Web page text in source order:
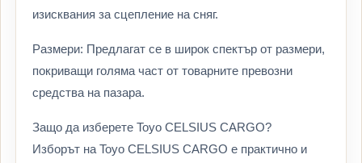
изисквания за сцепление на сняг.
Размери: Предлагат се в широк спектър от размери,
покриващи голяма част от товарните превозни
средства на пазара.
Защо да изберете Toyo CELSIUS CARGO?
Изборът на Toyo CELSIUS CARGO е практично и